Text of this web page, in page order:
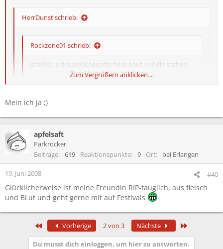
HerrDunst schrieb:
Rockzone91 schrieb:
scheiße is des geil icedearth haut heut voll die sachen
raus ich brech zamZum Vergrößern anklicken....
Icedearth war ja gestern bestens gelaunt, bin mal gespannt,
ob er sich heut wieder beruhigt hat.
Neh ich wahr ueberhaupt nicht gelaunt. Das wahr alles nuer aus
spass.
Zum Vergrößern anklicken....
Mein ich ja ;)
apfelsaft
Parkrocker
Beiträge
619 Reaktionspunkte 9 Ort bei Erlangen
19. Juni 2008 #40
Glücklicherweise ist meine Freundin RIP-tauglich, aus fleisch
und BLut und geht gerne mit auf Festivals
Erste Vorherige 2 von 3 Nächste
Du musst dich einloggen, um hier zu antworten.